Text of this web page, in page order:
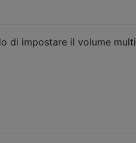
di impostare il volume